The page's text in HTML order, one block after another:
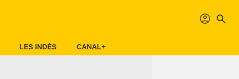
profil search
LES INDÉS CANAL+